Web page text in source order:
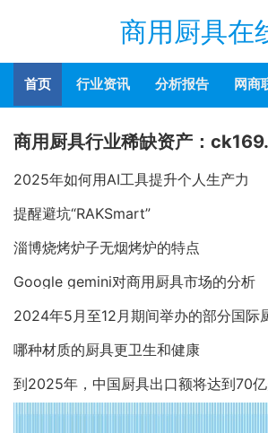
商用厨具在
首页 行业资讯 分析报告 网商
2025年如何用AI工具提升个人生产力
提醒避坑“RAKSmart”
淄博烧烤炉子无烟烤炉的特点
Google gemini对商用厨具市场的分析
2024年5月至12月期间举办的部分国际
哪种材质的厨具更卫生和健康
到2025年，中国厨具出口额将达到70